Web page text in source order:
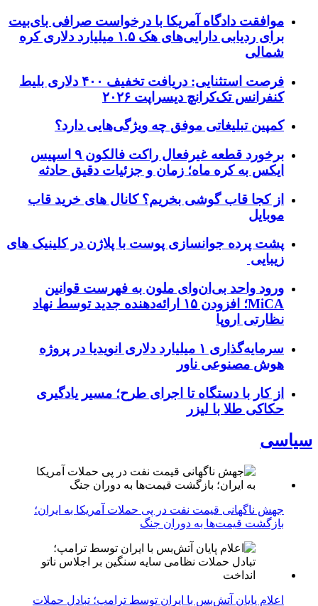
موافقت دادگاه آمریکا با درخواست صرافی بای‌بیت
برای ردیابی دارایی‌های هک ۱.۵ میلیارد دلاری کره
شمالی
فرصت استثنایی: دریافت تخفیف ۴۰۰ دلاری بلیط
کنفرانس تک‌کرانچ دیسراپت ۲۰۲۶
کمپین تبلیغاتی موفق چه ویژگی‌هایی دارد؟
برخورد قطعه غیرفعال راکت فالکون ۹ اسپیس
ایکس به کره ماه؛ زمان و جزئیات دقیق حادثه
از کجا قاب گوشی بخریم؟ کانال های خرید قاب
موبایل
پشت پرده جوانسازی پوست با پلاژن در کلینیک های
زیبایی
ورود واحد بی‌ان‌وای ملون به فهرست قوانین
MiCA؛ افزودن ۱۵ ارائه‌دهنده جدید توسط نهاد
نظارتی اروپا
سرمایه‌گذاری ۱ میلیارد دلاری انویدیا در پروژه
هوش مصنوعی ناور
از کار با دستگاه تا اجرای طرح؛ مسیر یادگیری
حکاکی طلا با لیزر
سیاسی
جهش ناگهانی قیمت نفت در پی حملات آمریکا به ایران؛
بازگشت قیمت‌ها به دوران جنگ
اعلام پایان آتش‌بس با ایران توسط ترامپ؛ تبادل حملات